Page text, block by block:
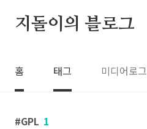
지돌이의 블로그
홈 태그 미디어로그
GPL 1